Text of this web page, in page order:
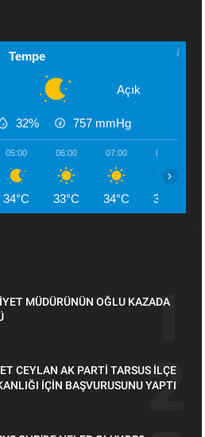
Tempe
Açık
32% 757 mmHg
05:00
34°C
06:00
33°C
07:00
34°C
08:00
35°C
›
MÜDÜRÜNÜN OĞLU KAZADA
AK PARTİ TARSUS İLÇE
İÇİN BAŞVURUSUNU YAPTI